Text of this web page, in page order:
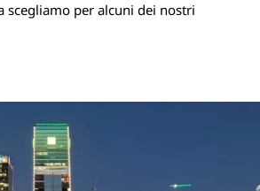
scegliamo per alcuni dei nostri